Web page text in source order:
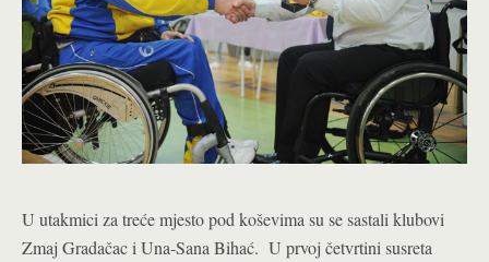
U utakmici za treće mjesto pod koševima su se sastali klubovi
Zmaj Gradačac i Una-Sana Bihać. U prvoj četvrtini susreta